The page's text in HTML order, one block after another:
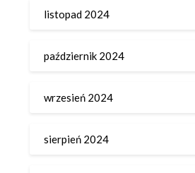
listopad 2024
październik 2024
wrzesień 2024
sierpień 2024